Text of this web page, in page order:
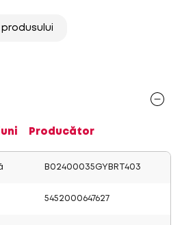
Producător
B02400035GYBRT403
5452000647627